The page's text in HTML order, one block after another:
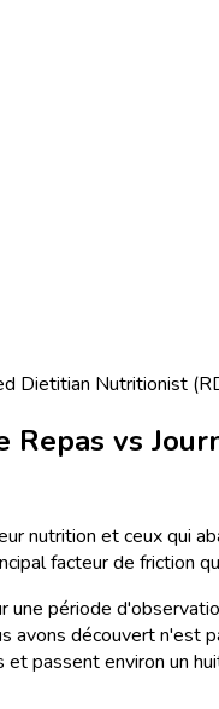
Dietitian Nutritionist
vs
nutrition et ceux qui
facteur de friction
période
avons découvert
passent environ un